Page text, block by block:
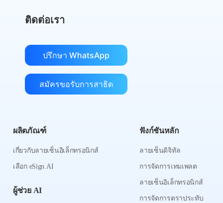
ติดต่อเรา
ปรึกษา WhatsApp
สมัครขอรับการสาธิต
ผลิตภัณฑ์
เกี่ยวกับลายเซ็นอิเล็กทรอนิกส์
เลือก eSign.AI
ผู้ช่วย AI
ฟังก์ชันหลัก
ลายเซ็นดิจิทัล
การจัดการเทมเพลต
ลายเซ็นอิเล็กทรอนิกส์
การจัดการตราประทับ